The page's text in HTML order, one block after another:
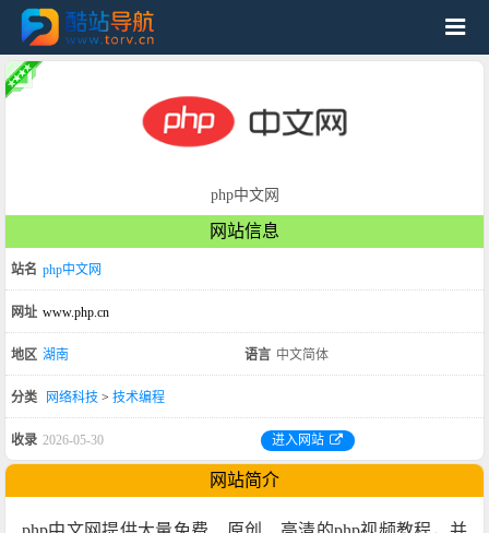
php中文网
网站信息
站名 php中文网
网址 www.php.cn
地区 湖南 语言 中文简体
分类 网络科技 > 技术编程
收录 2026-05-30 进入网站
网站简介